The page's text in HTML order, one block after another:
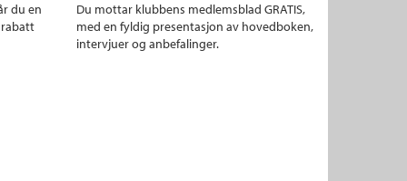
du en
Du mottar klubbens medlemsblad GRATIS,
med en fyldig presentasjon av hovedboken,
intervjuer og anbefalinger.